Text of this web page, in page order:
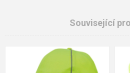
Související